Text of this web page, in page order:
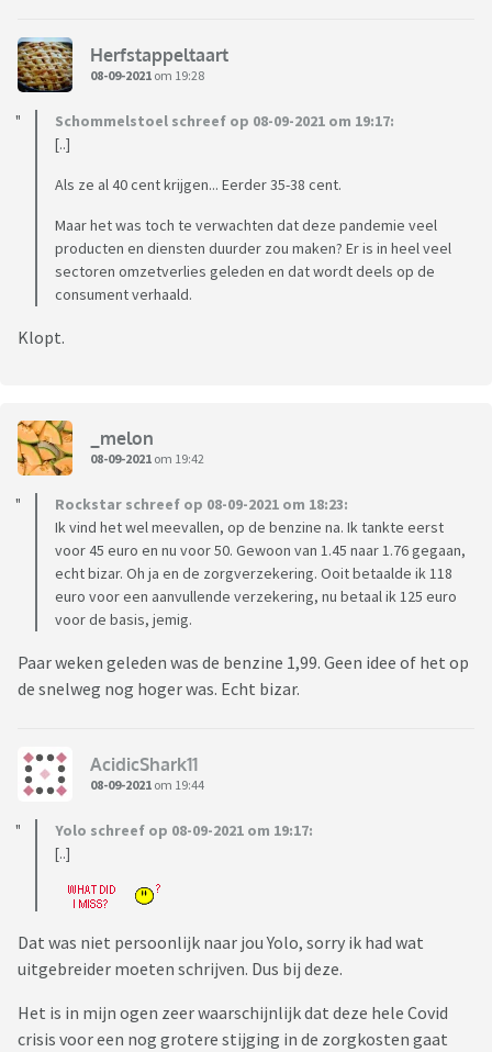
Herfstappeltaart
08-09-2021 om 19:28
Schommelstoel schreef op 08-09-2021 om 19:17:
[..]
Als ze al 40 cent krijgen... Eerder 35-38 cent.
Maar het was toch te verwachten dat deze pandemie veel
producten en diensten duurder zou maken? Er is in heel veel
sectoren omzetverlies geleden en dat wordt deels op de
consument verhaald.
Klopt.
_melon
08-09-2021 om 19:42
Rockstar schreef op 08-09-2021 om 18:23:
Ik vind het wel meevallen, op de benzine na. Ik tankte eerst
voor 45 euro en nu voor 50. Gewoon van 1.45 naar 1.76 gegaan,
echt bizar. Oh ja en de zorgverzekering. Ooit betaalde ik 118
euro voor een aanvullende verzekering, nu betaal ik 125 euro
voor de basis, jemig.
Paar weken geleden was de benzine 1,99. Geen idee of het op
de snelweg nog hoger was. Echt bizar.
AcidicShark11
08-09-2021 om 19:44
Yolo schreef op 08-09-2021 om 19:17:
[..]
Dat was niet persoonlijk naar jou Yolo, sorry ik had wat
uitgebreider moeten schrijven. Dus bij deze.
Het is in mijn ogen zeer waarschijnlijk dat deze hele Covid
crisis voor een nog grotere stijging in de zorgkosten gaat